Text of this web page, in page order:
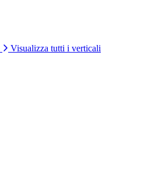
Visualizza tutti i verticali